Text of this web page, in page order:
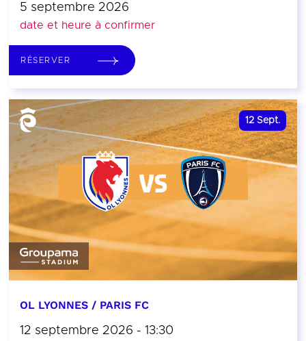
5 septembre 2026
date et heure à confirmer
RÉSERVER
12 Sept.
OL LYONNES / PARIS FC
12 septembre 2026 - 13:30